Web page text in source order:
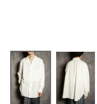
meeting_room ログイン person